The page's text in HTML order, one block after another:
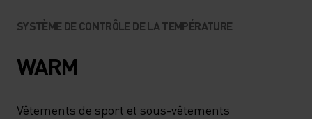
WARM KIDS EST
INCONTOURNABLE POUR
TRAVERSER L'HIVER EN
PLEIN FORME.
SYSTÈME DE CONTRÔLE DE LA TEMPÉRATURE
WARM
Vêtements de sport et sous-vêtements